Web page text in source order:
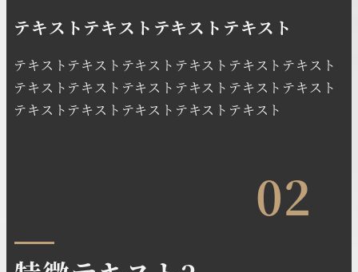
テキストテキストテキストテキスト
テキストテキストテキストテキストテキストテキスト
テキストテキストテキストテキストテキストテキスト
テキストテキストテキストテキストテキスト
02